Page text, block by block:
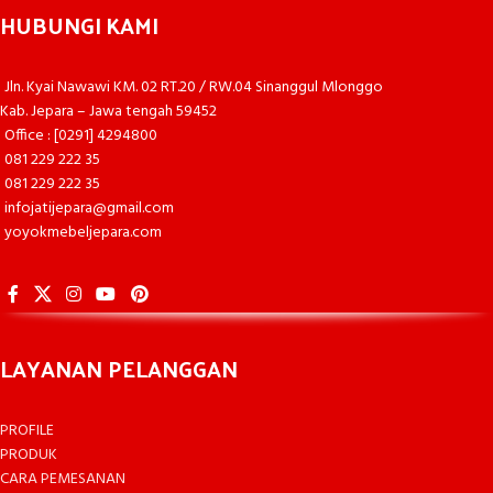
HUBUNGI KAMI
Jln. Kyai Nawawi KM. 02 RT.20 / RW.04 Sinanggul Mlonggo
Kab. Jepara – Jawa tengah 59452
Office : [0291] 4294800
081 229 222 35
081 229 222 35
infojatijepara@gmail.com
yoyokmebeljepara.com
LAYANAN PELANGGAN
PROFILE
PRODUK
CARA PEMESANAN